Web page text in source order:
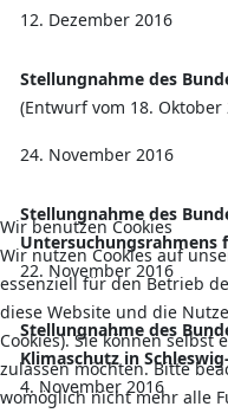
12. Dezember 2016
Stellungnahme des
(Entwurf vom 18. Oktober
24. November 2016
Stellungnahme des
Untersuchungsrahmens
22. November 2016
Stellungnahme des
Klimaschutz in
4. November 2016
Wir benutzen Cookies
Wir nutzen Cookies auf
essenziell für den Betrieb
diese Website und die
Cookies). Sie können selbst
zulassen möchten. Bitte
womöglich nicht mehr alle